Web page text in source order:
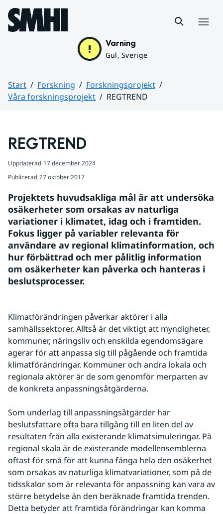
Hoppa till sidans innehåll
Varning
Gul, Sverige
Start Forskning
Forskningsprojekt
Våra forskningsprojekt
REGTREND
REGTREND
Uppdaterad 17 december 2024
Publicerad 27 oktober 2017
Projektets huvudsakliga mål är att undersöka
osäkerheter som orsakas av naturliga
variationer i klimatet, idag och i framtiden.
Fokus ligger på variabler relevanta för
användare av regional klimatinformation, och
hur förbättrad och mer pålitlig information
om osäkerheter kan påverka och hanteras i
beslutsprocesser.
Klimatförändringen påverkar aktörer i alla
samhällssektorer. Alltså är det viktigt att myndigheter,
kommuner, näringsliv och enskilda egendomsägare
agerar för att anpassa sig till pågående och framtida
klimatförändringar. Kommuner och andra lokala och
regionala aktörer är de som genomför merparten av
de konkreta anpassningsåtgärderna.
Som underlag till anpassningsåtgärder har
beslutsfattare ofta bara tillgång till en liten del av
resultaten från alla existerande klimatsimuleringar. På
regional skala är de existerande modellensemblerna
oftast för små för att kunna fånga hela den osäkerhet
som orsakas av naturliga klimatvariationer, som på de
tidsskalor som är relevanta för anpassning kan vara av
större betydelse än den beräknade framtida trenden.
Detta betyder att framtida förändringar kan komma